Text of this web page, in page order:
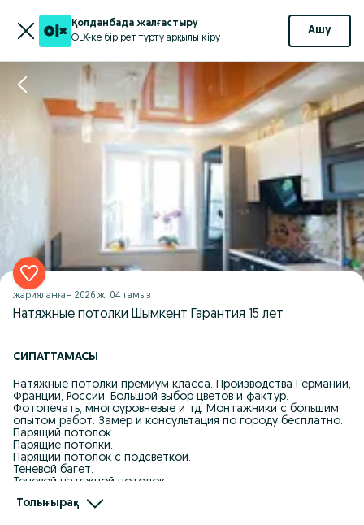
Қолданбада жалғастыру
OLX-ке бір рет түрту арқылы кіру
Ашу
жарияланған 2026 ж. 04 тамыз
Натяжные потолки Шымкент Гарантия 15 лет
СИПАТТАМАСЫ
Натяжные потолки премиум класса. Производства Германии,
Франции, России. Большой выбор цветов и фактур.
Фотопечать, многоуровневые и тд. Монтажники с большим
опытом работ. Замер и консультация по городу бесплатно.
Парящий потолок.
Парящие потолки.
Парящий потолок с подсветкой.
Теневой багет.
Теневой натяжной потолок.
Теневой евро-краб.
Толығырақ